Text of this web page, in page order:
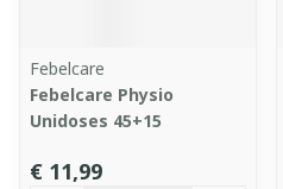
Febelcare
Febelcare Physio
Unidoses 45+15
€ 11,99